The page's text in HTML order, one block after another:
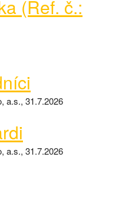
(Ref. č.:
a.s., 31.7.2026
a.s., 31.7.2026